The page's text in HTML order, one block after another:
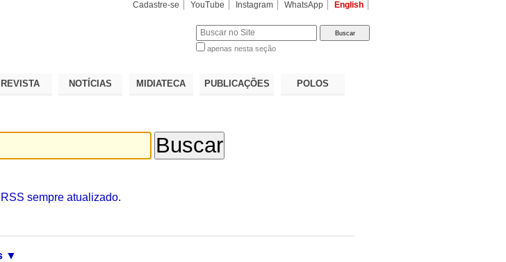
Cadastre-se YouTube Instagram WhatsApp English
apenas nesta seção
REVISTA NOTÍCIAS MIDIATECA PUBLICAÇÕES POLOS
sempre atualizado.